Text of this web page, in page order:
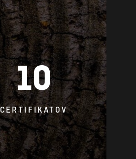
10
CERTIFIKATOV